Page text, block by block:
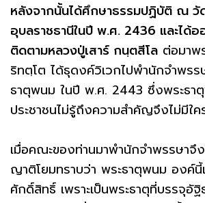
หลังจากนั้นได้ศึกษาธรรมปฏิบัติ ณ วั
อุบลราชธานีในปี พ.ศ. 2436 และได้
ติดตามหลวงปู่เสาร์ กนฺตสีโล ต่อมาพ
ริทตฺโต ได้ธุดงค์วิเวกไปพำนักจำพร
ธาตุพนม ในปี พ.ศ. 2443 ซึ่งพระธา
ประชาชนไม่รู้ถึงความสำคัญจึงไม่มีใค
เมื่อคณะของท่านมาพำนักจำพรรษาจึ
ญาติโยมทราบว่า พระธาตุพนม องค์นี้
ศักดิ์สิทธิ์ เพราะเป็นพระธาตุที่บรรจุอั